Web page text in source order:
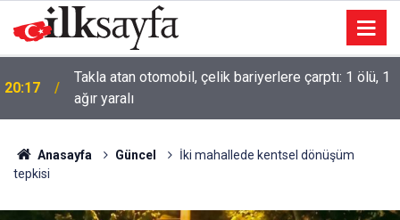
20:17
Takla atan otomobil, çelik bariyerlere çarptı: 1 ölü, 1
ağır yaralı
19:42
Sivas'ta Trafik Levhasına Çarpan Otomobilde 3
Yaralı
Anasayfa Güncel
İki mahallede kentsel dönüşüm
tepkisi